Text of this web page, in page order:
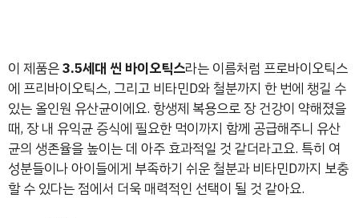
이 제품은3.5세대 씬 바이오틱스라는 이름처럼 프로바이오틱스
에 프리바이오틱스, 그리고 비타민D와 철분까지 한 번에 챙길 수
있는 올인원 유산균이에요. 항생제 복용으로 장 건강이 약해졌을
때, 장 내 유익균 증식에 필요한 먹이까지 함께 공급해주니 유산
균의 생존율을 높이는 데 아주 효과적일 것 같더라고요. 특히 여
성분들이나 아이들에게 부족하기 쉬운 철분과 비타민D까지 보충
할 수 있다는 점에서 더욱 매력적인 선택이 될 것 같아요.